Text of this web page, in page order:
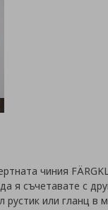
чиния
я съчетавате с
или гланц в